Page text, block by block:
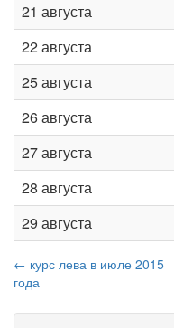
21 августа
22 августа
25 августа
26 августа
27 августа
28 августа
29 августа
← курс лева в июле 2015
года